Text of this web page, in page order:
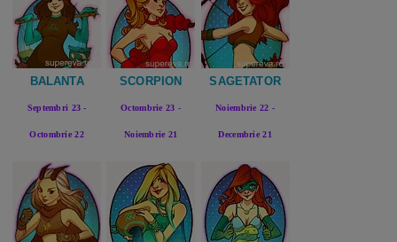
BALANTA
Septembri 23 -
Octombrie 22
SCORPION
Octombrie 23 -
Noiembrie 21
SAGETATOR
Noiembrie 22 -
Decembrie 21